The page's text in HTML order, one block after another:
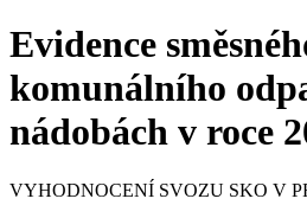
Evidence
komunálního
nádobách v roce
VYHODNOCENÍ SVOZU SKO V